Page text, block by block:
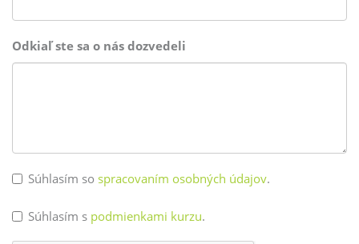
Odkiaľ ste sa o nás dozvedeli
Súhlasím so spracovaním osobných údajov.
Súhlasím s podmienkami kurzu.